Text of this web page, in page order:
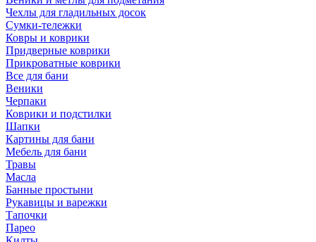
Чехлы для гладильных досок
Сумки-тележки
Ковры и коврики
Придверные коврики
Прикроватные коврики
Все для бани
Веники
Черпаки
Коврики и подстилки
Шапки
Картины для бани
Мебель для бани
Травы
Масла
Банные простыни
Рукавицы и варежки
Тапочки
Парео